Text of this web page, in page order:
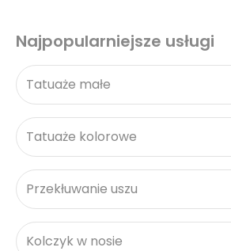
Najpopularniejsze usługi
Tatuaże małe
Tatuaże kolorowe
Przekłuwanie uszu
Kolczyk w nosie